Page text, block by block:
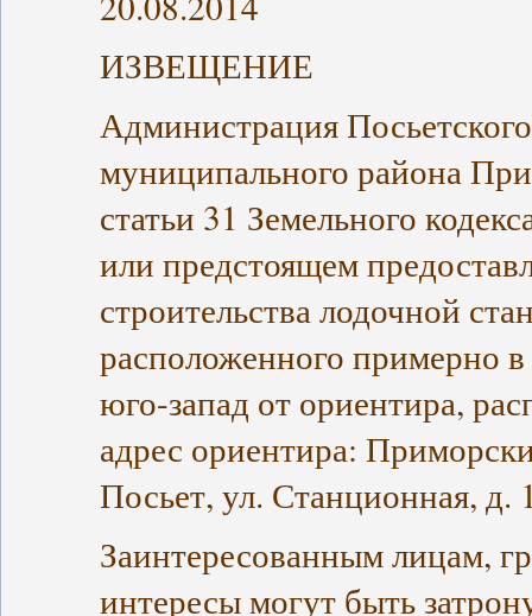
ИЗВЕЩЕНИЕ
Администрация
муниципального района
статьи 31 Земельного
или предстоящем
строительства лодочной
расположенного примерно
юго-запад от ориентира,
адрес ориентира:
Посьет, ул. Станционная, д.
Заинтересованным лицам,
интересы могут быть